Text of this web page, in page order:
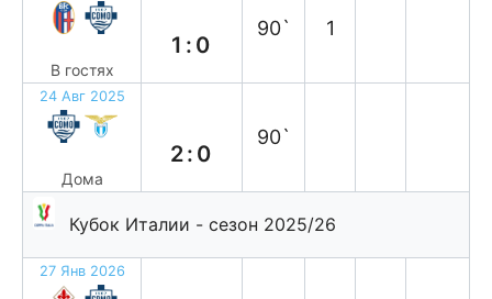
В гостях
1:0
90` 1
24 Авг 2025
Дома
2:0
90`
Кубок Италии - сезон 2025/26
27 Янв 2026